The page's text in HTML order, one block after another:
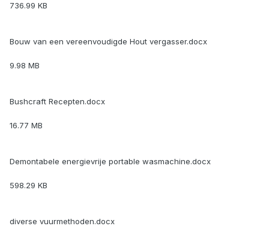
736.99 KB
Bouw van een vereenvoudigde Hout vergasser.docx
9.98 MB
Bushcraft Recepten.docx
16.77 MB
Demontabele energievrije portable wasmachine.docx
598.29 KB
diverse vuurmethoden.docx